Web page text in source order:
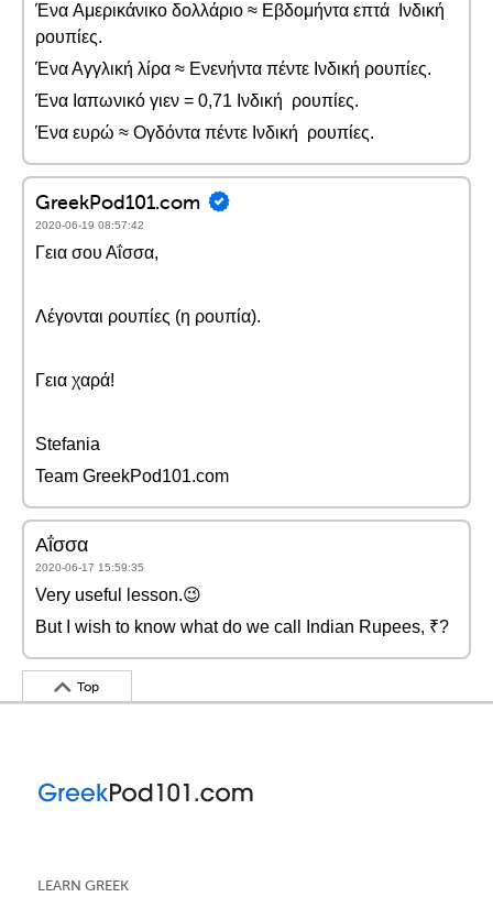
Ένα Αμερικάνικο δολλάριο ≈ Εβδομήντα επτά Ινδική
ρουπίες.
Ένα Αγγλική λίρα ≈ Ενενήντα πέντε Ινδική ρουπίες.
Ένα Ιαπωνικό γιεν = 0,71 Ινδική ρουπίες.
Ένα ευρώ ≈ Ογδόντα πέντε Ινδική ρουπίες.
GreekPod101.com
2020-06-19 08:57:42
Γεια σου Αΐσσα,
Λέγονται ρουπίες (η ρουπία).
Γεια χαρά!
Stefania
Team GreekPod101.com
Αΐσσα
2020-06-17 15:59:35
Very useful lesson.😉
But I wish to know what do we call Indian Rupees, ₹?
Top
LEARN GREEK